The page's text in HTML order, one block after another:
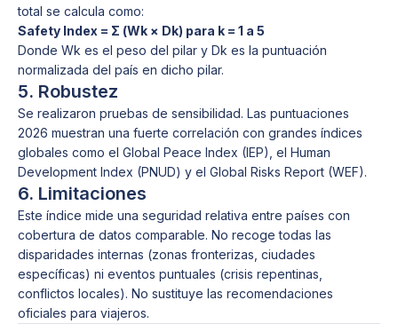
total se calcula como:
Safety Index = Σ (Wk × Dk) para k = 1 a 5
Donde Wk es el peso del pilar y Dk es la puntuación
normalizada del país en dicho pilar.
5. Robustez
Se realizaron pruebas de sensibilidad. Las puntuaciones
2026 muestran una fuerte correlación con grandes índices
globales como el Global Peace Index (IEP), el Human
Development Index (PNUD) y el Global Risks Report (WEF).
6. Limitaciones
Este índice mide una seguridad relativa entre países con
cobertura de datos comparable. No recoge todas las
disparidades internas (zonas fronterizas, ciudades
específicas) ni eventos puntuales (crisis repentinas,
conflictos locales). No sustituye las recomendaciones
oficiales para viajeros.